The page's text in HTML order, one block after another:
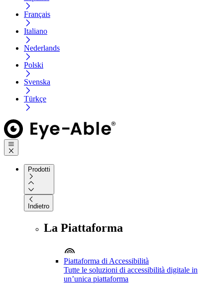
Français
Italiano
Nederlands
Polski
Svenska
Türkçe
Prodotti
Indietro
La Piattaforma
Piattaforma di Accessibilità
Tutte le soluzioni di accessibilità digitale in
un’unica piattaforma